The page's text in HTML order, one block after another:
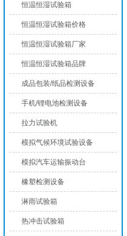
恒温恒湿试验箱
恒温恒湿试验箱价格
恒温恒湿试验箱厂家
恒温恒湿试验箱品牌
成品包装/纸品检测设备
手机/锂电池检测设备
拉力试验机
模拟气候环境试验设备
模拟汽车运输振动台
橡塑检测设备
淋雨试验箱
热冲击试验箱